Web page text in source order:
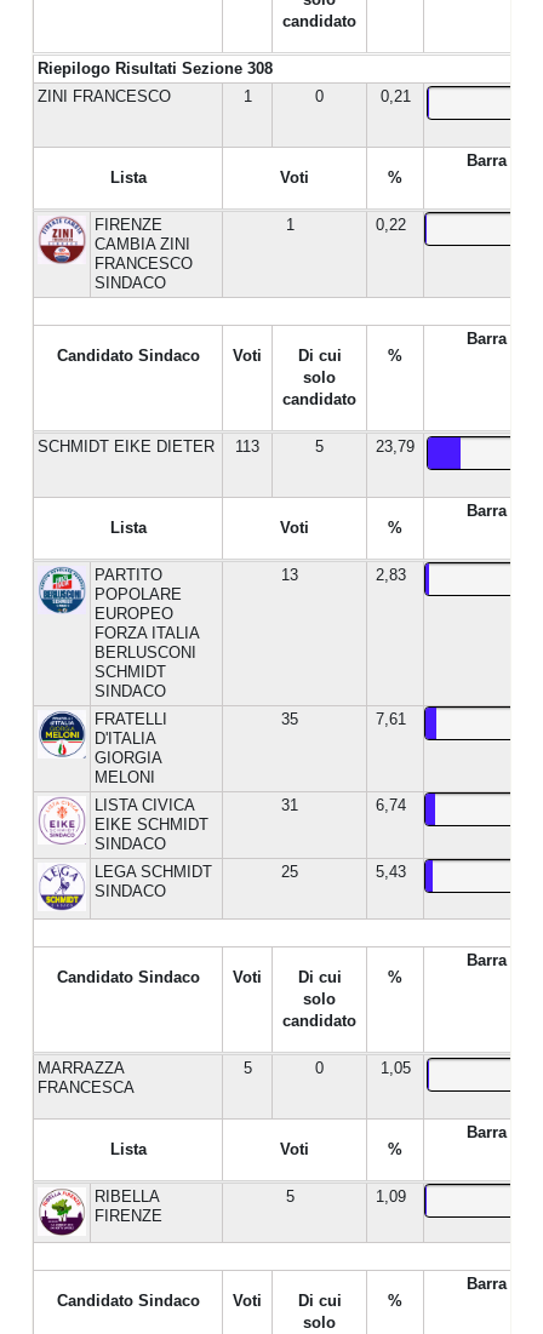
Riepilogo Risultati Sezione 308
candidato
ZINI FRANCESCO 1 0 0,21
Lista Voti %
Barra %
FIRENZE
CAMBIA ZINI
FRANCESCO
SINDACO
1 0,22
Candidato Sindaco Voti
Di cui
solo
candidato
%
Barra %
SCHMIDT EIKE DIETER 113 5 23,79
Lista Voti %
Barra %
PARTITO
POPOLARE
EUROPEO
FORZA ITALIA
BERLUSCONI
SCHMIDT
SINDACO
13 2,83
FRATELLI
D'ITALIA
GIORGIA
MELONI
35 7,61
LISTA CIVICA
EIKE SCHMIDT
SINDACO
31 6,74
LEGA SCHMIDT
SINDACO
25 5,43
Candidato Sindaco Voti
Di cui
solo
candidato
%
Barra %
MARRAZZA
FRANCESCA
5 0 1,05
Lista Voti %
Barra %
RIBELLA
FIRENZE
5 1,09
Candidato Sindaco Voti
Di cui
solo
%
Barra %